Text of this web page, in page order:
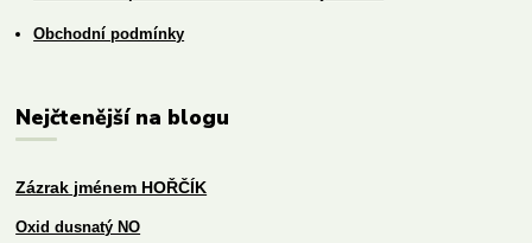
Obchodní podmínky
Nejčtenější na blogu
Zázrak jménem HOŘČÍK
Oxid dusnatý NO